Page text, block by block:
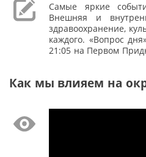
Самые яркие
Внешняя и
здравоохранение,
каждого. «Вопрос
21:05 на Первом
Как мы влияем на